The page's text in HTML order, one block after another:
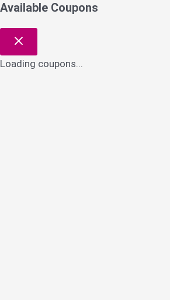
Available Coupons
Loading coupons...